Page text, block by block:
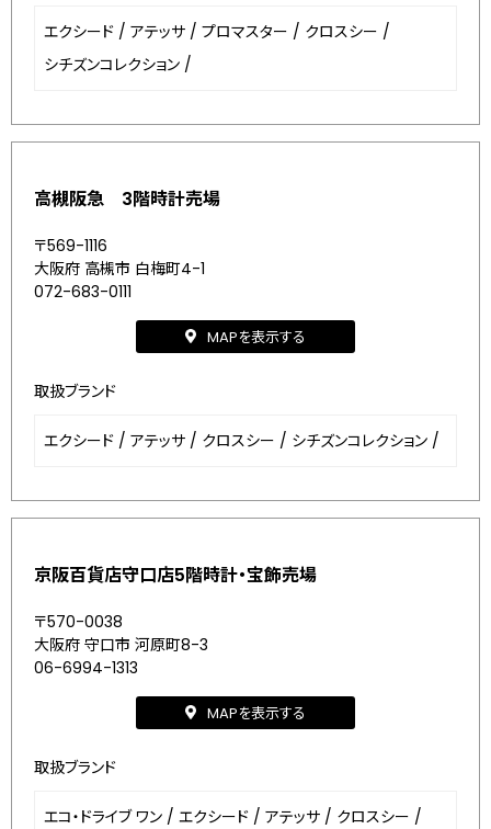
エクシード / アテッサ / プロマスター / クロスシー /
シチズンコレクション /
高槻阪急 3階時計売場
〒569-1116
大阪府 高槻市 白梅町4-1
072-683-0111
MAPを表示する
取扱ブランド
エクシード / アテッサ / クロスシー / シチズンコレクション /
京阪百貨店守口店5階時計・宝飾売場
〒570-0038
大阪府 守口市 河原町8-3
06-6994-1313
MAPを表示する
取扱ブランド
エコ・ドライブ ワン / エクシード / アテッサ / クロスシー /